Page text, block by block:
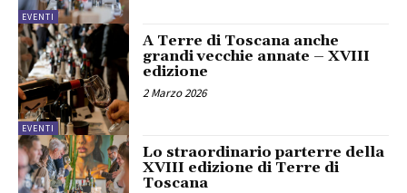
EVENTI
EVENTI
A Terre di Toscana anche
grandi vecchie annate – XVIII
edizione
2 Marzo 2026
Lo straordinario parterre della
XVIII edizione di Terre di
Toscana